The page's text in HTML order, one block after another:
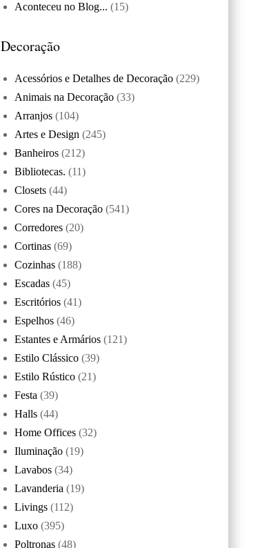
Aconteceu no Blog... (15)
Decoração
Acessórios e Detalhes de Decoração (229)
Animais na Decoração (33)
Arranjos (104)
Artes e Design (245)
Banheiros (212)
Bibliotecas. (11)
Closets (44)
Cores na Decoração (541)
Corredores (20)
Cortinas (69)
Cozinhas (188)
Escadas (45)
Escritórios (41)
Espelhos (46)
Estantes e Armários (121)
Estilo Clássico (39)
Estilo Rústico (21)
Festa (39)
Halls (44)
Home Offices (32)
Iluminação (19)
Lavabos (34)
Lavanderia (19)
Livings (112)
Luxo (395)
Poltronas (48)